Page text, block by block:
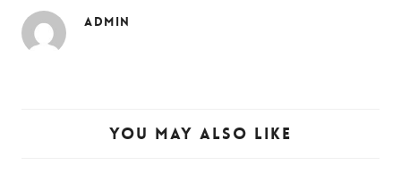
ADMIN
YOU MAY ALSO LIKE